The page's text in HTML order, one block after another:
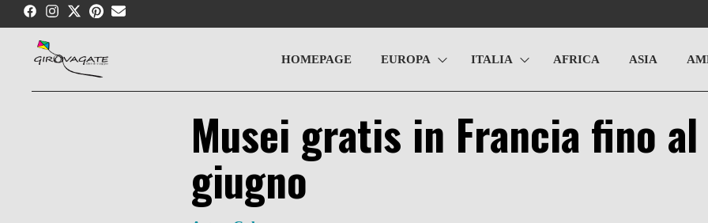
Skip
content
HOMEPAGE EUROPA ITALIA AFRICA ASIA
Musei gratis in Francia fino
giugno